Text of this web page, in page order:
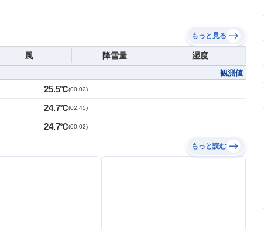
もっと見る
風 降雪量 湿度
観測値
25.5℃(00:02)
24.7℃(02:45)
24.7℃(00:02)
もっと読む